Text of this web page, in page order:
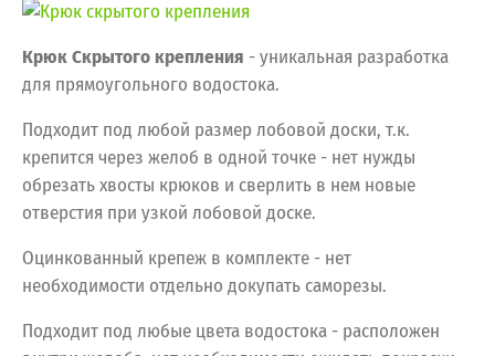
Крюк Скрытого крепления - уникальная разработка
для прямоугольного водостока.
Подходит под любой размер лобовой доски, т.к.
крепится через желоб в одной точке - нет нужды
обрезать хвосты крюков и сверлить в нем новые
отверстия при узкой лобовой доске.
Оцинкованный крепеж в комплекте - нет
необходимости отдельно докупать саморезы.
Подходит под любые цвета водостока - расположен